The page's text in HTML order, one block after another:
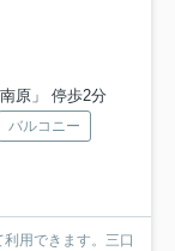
原」 停歩2分
バルコニー
用できます。三口